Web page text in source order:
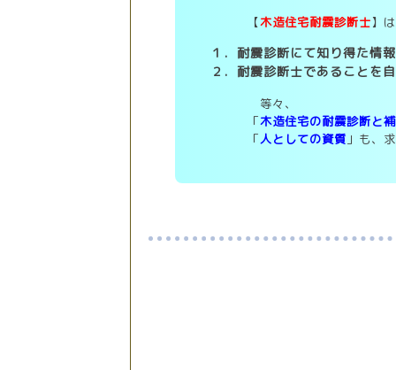
【木造住宅耐震診断士】は
１．耐震診断にて知り得た情
２．耐震診断士であることを
等々、
「木造住宅の耐震診断と
「人としての資質 」も、